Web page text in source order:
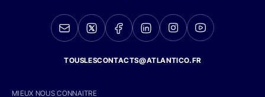
TOUSLESCONTACTS@ATLANTICO.FR
MIEUX NOUS CONNAITRE